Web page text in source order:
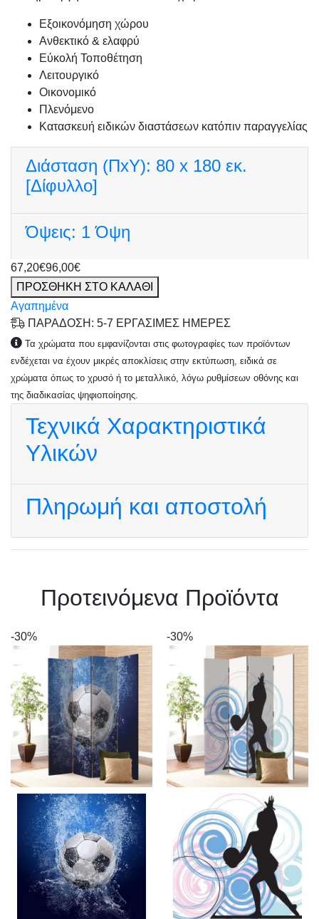
Εξοικονόμηση χώρου
Ανθεκτικό & ελαφρύ
Εύκολή Τοποθέτηση
Λειτουργικό
Οικονομικό
Πλενόμενο
Κατασκευή ειδικών διαστάσεων κατόπιν παραγγελίας
Διάσταση (ΠxΥ): 80 x 180 εκ.
[Δίφυλλο]
Όψεις: 1 Όψη
67,20€96,00€
ΠΡΟΣΘΗΚΗ ΣΤΟ ΚΑΛΑΘΙ
Αγαπημένα
ΠΑΡΑΔΟΣΗ: 5-7 ΕΡΓΑΣΙΜΕΣ ΗΜΕΡΕΣ
Τα χρώματα που εμφανίζονται στις φωτογραφίες των προϊόντων
ενδέχεται να έχουν μικρές αποκλίσεις στην εκτύπωση, ειδικά σε
χρώματα όπως το χρυσό ή το μεταλλικό, λόγω ρυθμίσεων οθόνης και
της διαδικασίας ψηφιοποίησης.
Τεχνικά Χαρακτηριστικά
Υλικών
Πληρωμή και αποστολή
Πρoτεινόμενα Προϊόντα
-30% -30%